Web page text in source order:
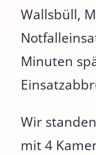
Wallsbüll,
Minuten
Wir
mit 4